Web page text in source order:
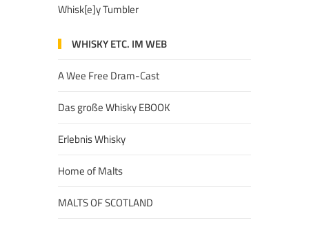
Whisk[e]y Tumbler
WHISKY ETC. IM WEB
A Wee Free Dram-Cast
Das große Whisky EBOOK
Erlebnis Whisky
Home of Malts
MALTS OF SCOTLAND